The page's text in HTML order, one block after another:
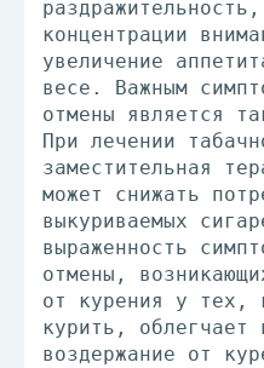
концентрации
увеличение
весе. Важным
отмены является
При лечении
заместительная
может снижать
выкуриваемых
выраженность
отмены,
от курения у тех,
курить, облегчает
воздержание от